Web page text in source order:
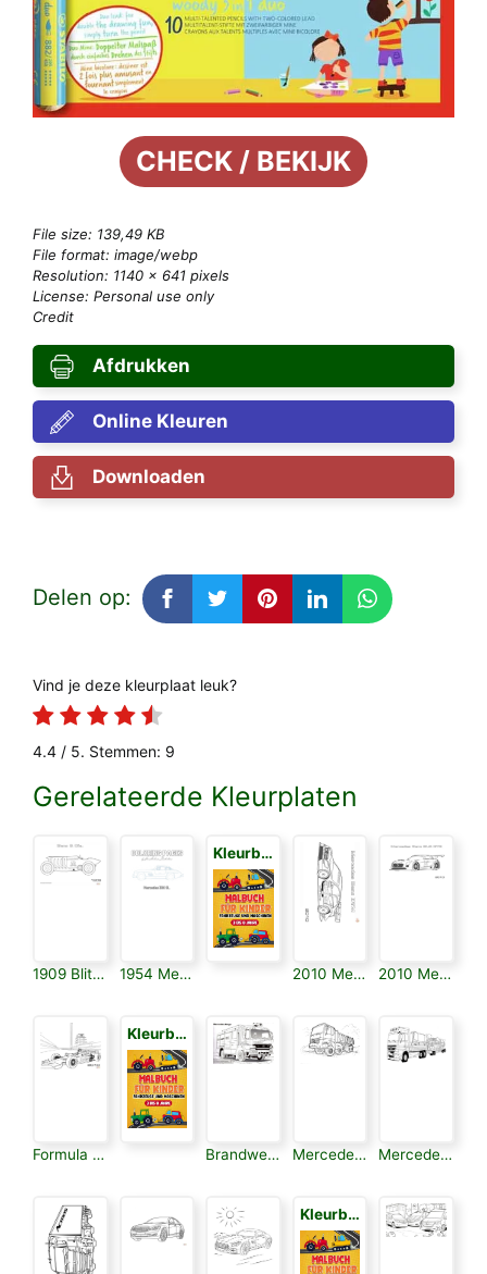
CHECK / BEKIJK
File size: 139,49 KB
File format: image/webp
Resolution: 1140 × 641 pixels
License: Personal use only
Credit
Afdrukken
Online Kleuren
Downloaden
Delen op:
Vind je deze kleurplaat leuk?
4.4 / 5. Stemmen: 9
Gerelateerde Kleurplaten
1909 Blitzen-benz 200 Ps 1954 Mercedes-benz 300sl
Kleurboek voor Kinderen 3
2010 Mercedes-benz Dtm 2010 Mercedes-benz Sls Gt3
Formula 1 Mercedes
Kleurboek voor Kinderen 3
Brandweer Mercedes Mercedes Actros Mercedes Vrachtauto
Kleurboek voor Kinderen 3